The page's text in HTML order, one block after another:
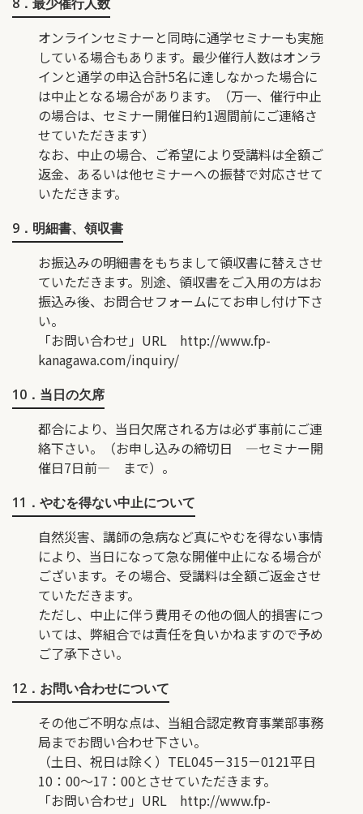
オンラインセミナーと同時に通学セミナーも実施
している場合もあります。最少催行人数はオンラ
インと通学の申込合計5名に達しなかった場合に
は中止となる場合があります。（万一、催行中止
の場合は、セミナー開催日約1週間前にご連絡さ
せていただきます）
なお、中止の場合、ご希望により受講料は全額ご
返金、あるいは他セミナーへの振替で対応させて
いただきます。
9．明細書、領収書
お振込みの明細書をもちまして領収書に替えさせ
ていただきます。別途、領収書をご入用の方はお
振込み後、お問合せフォームにてお申し付け下さ
い。
「お問い合わせ」URL http://www.fp-
kanagawa.com/inquiry/
10．当日の欠席
都合により、当日欠席される方は必ず事前にご連
絡下さい。（お申し込みの締切日 ―セミナー開
催日7日前― まで）。
11．やむを得ない中止について
自然災害、講師の急病など真にやむを得ない事情
により、当日になって急な開催中止になる場合が
ございます。その場合、受講料は全額ご返金させ
ていただきます。
ただし、中止に伴う費用その他の個人的損害につ
いては、弊組合では責任を負いかねますので予め
ご了承下さい。
12．お問い合わせについて
その他ご不明な点は、当組合認定教育事業部事務
局までお問い合わせ下さい。
（土日、祝日は除く）TEL045－315－0121平日
10：00〜17：00とさせていただきます。
「お問い合わせ」URL http://www.fp-